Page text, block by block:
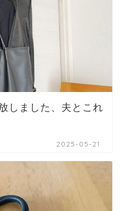
しました、夫とこれ
2025-05-21